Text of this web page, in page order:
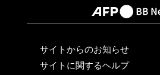
サイトからのお知らせ
サイトに関するヘルプ